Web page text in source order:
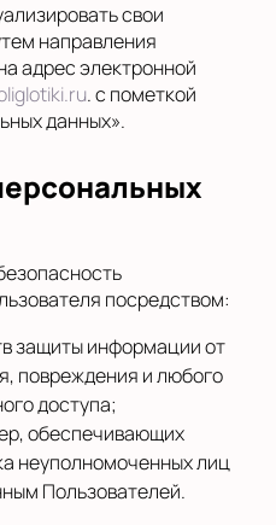
свои
направления
адрес электронной
. с пометкой
данных».
посредством:
защиты информации от
повреждения и любого
доступа;
обеспечивающих
неуполномоченных лиц
Пользователей.